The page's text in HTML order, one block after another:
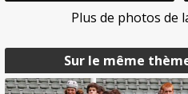
Sur le même
Plus de photos de